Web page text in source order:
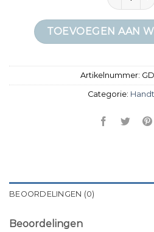
TOEVOEGEN AAN
Artikelnummer:
Categorie:
BEOORDELINGEN (0)
Beoordelingen